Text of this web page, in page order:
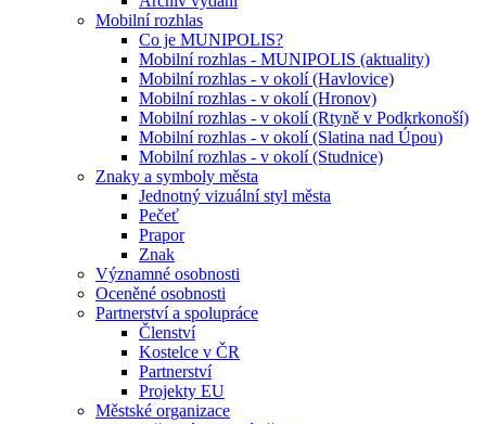
Mobilní rozhlas
Co je MUNIPOLIS?
Mobilní rozhlas - MUNIPOLIS (aktuality)
Mobilní rozhlas - v okolí (Havlovice)
Mobilní rozhlas - v okolí (Hronov)
Mobilní rozhlas - v okolí (Rtyně v Podkrkonoší)
Mobilní rozhlas - v okolí (Slatina nad Úpou)
Mobilní rozhlas - v okolí (Studnice)
Znaky a symboly města
Jednotný vizuální styl města
Pečeť
Prapor
Znak
Významné osobnosti
Oceněné osobnosti
Partnerství a spolupráce
Členství
Kostelce v ČR
Partnerství
Projekty EU
Městské organizace